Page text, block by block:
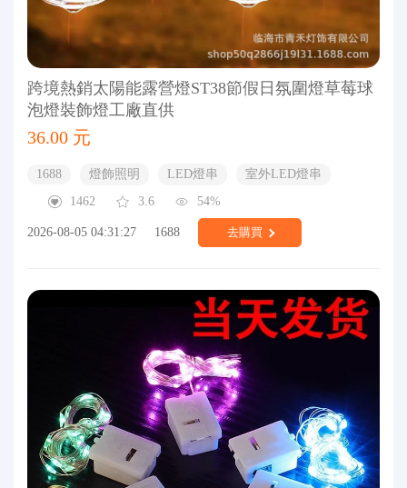
跨境熱銷太陽能露營燈ST38節假日氛圍燈草莓球
泡燈裝飾燈工廠直供
36.00 元
1688 燈飾照明 LED燈串
室外LED燈串
1462
3.6 54%
2026-08-05 04:31:27 1688 去購買